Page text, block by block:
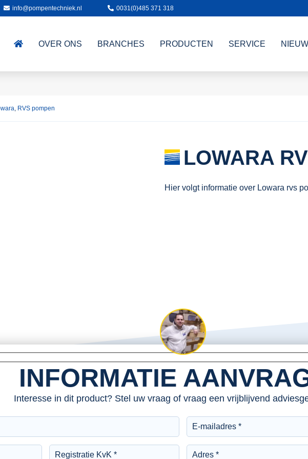
info@pompentechniek.nl 0031(0)485 371 318
OVER ONS BRANCHES PRODUCTEN SERVICE
, RVS pompen
LOWARA
Hier volgt informatie over Lowara rvs
INFORMATIE
Interesse in dit product? Stel uw vraag of vraag een vrijblijvend